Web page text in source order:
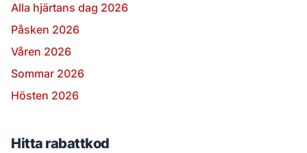
Alla hjärtans dag 2026
Påsken 2026
Våren 2026
Sommar 2026
Hösten 2026
Hitta rabattkod